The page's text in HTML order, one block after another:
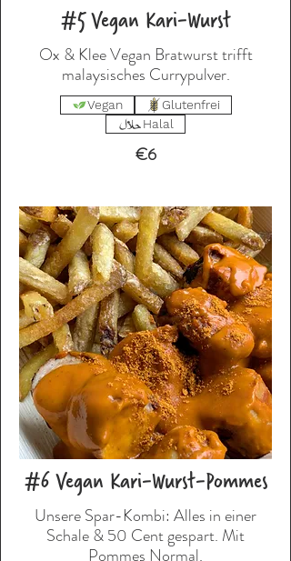
#5 Vegan Kari-Wurst
Ox & Klee Vegan Bratwurst trifft
malaysisches Currypulver.
€6
Vegan
Glutenfrei
Halal
#6 Vegan Kari-Wurst-Pommes
Unsere Spar-Kombi: Alles in einer
Schale & 50 Cent gespart. Mit
Pommes Normal.